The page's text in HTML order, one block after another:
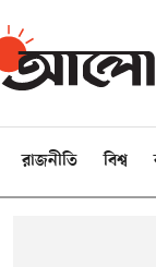
রাজনীতি বিশ্ব